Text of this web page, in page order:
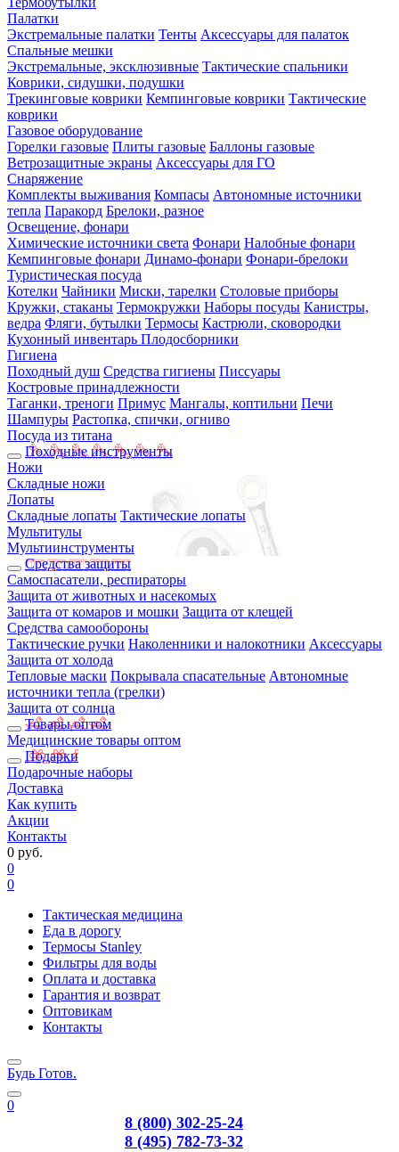
Палатки
Экстремальные палатки Тенты Аксессуары для палаток
Спальные мешки
Экстремальные, эксклюзивные Тактические спальники
Коврики, сидушки, подушки
Трекинговые коврики Кемпинговые коврики Тактические
коврики
Газовое оборудование
Горелки газовые Плиты газовые Баллоны газовые
Ветрозащитные экраны Аксессуары для ГО
Снаряжение
Комплекты выживания Компасы Автономные источники
тепла Паракорд Брелоки, разное
Освещение, фонари
Химические источники света Фонари Налобные фонари
Кемпинговые фонари Динамо-фонари Фонари-брелоки
Туристическая посуда
Котелки Чайники Миски, тарелки Столовые приборы
Кружки, стаканы Термокружки Наборы посуды Канистры,
ведра Фляги, бутылки Термосы Кастрюли, сковородки
Кухонный инвентарь Плодосборники
Гигиена
Походный душ Средства гигиены Писсуары
Костровые принадлежности
Таганки, треноги Примус Мангалы, коптильни Печи
Шампуры Растопка, спички, огниво
Посуда из титана
Походные инструменты
Ножи
Складные ножи
Лопаты
Складные лопаты Тактические лопаты
Мультитулы
Мультиинструменты
Средства защиты
Самоспасатели, респираторы
Защита от животных и насекомых
Защита от комаров и мошки Защита от клещей
Средства самообороны
Тактические ручки Наколенники и налокотники Аксессуары
Защита от холода
Тепловые маски Покрывала спасательные Автономные
источники тепла (грелки)
Защита от солнца
Товары оптом
Медицинские товары оптом
Подарки
Подарочные наборы
Доставка
Как купить
Акции
Контакты
0 руб.
0
0
Тактическая медицина
Еда в дорогу
Термосы Stanley
Фильтры для воды
Оплата и доставка
Гарантия и возврат
Оптовикам
Контакты
Будь Готов.
0
8 (800) 302-25-24
8 (495) 782-73-32